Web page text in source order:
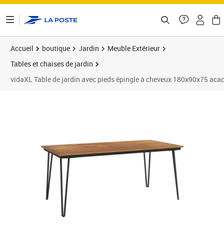
Accueil boutique Jardin
Meuble Extérieur
Tables et chaises de jardin
vidaXL Table de jardin avec pieds épingle à cheveux 180x90x75